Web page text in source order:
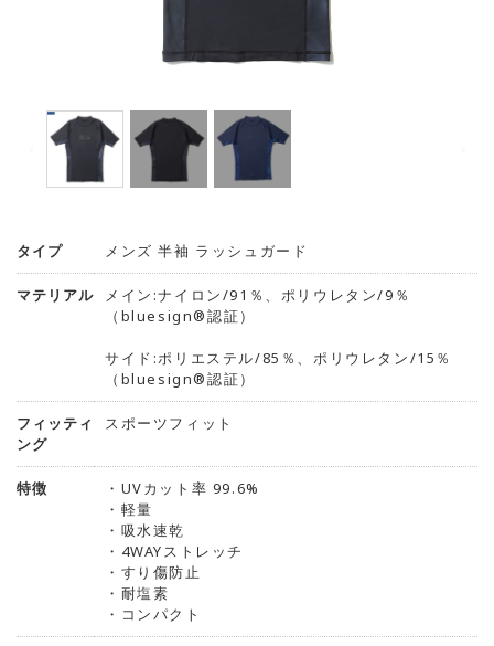
タイプ メンズ 半袖 ラッシュガード
マテリアル
メイン:ナイロン/91％、ポリウレタン/9％
（bluesign®認証）
サイド:ポリエステル/85％、ポリウレタン/15％
（bluesign®認証）
フィッティ
ング
スポーツフィット
特徴
・UVカット率 99.6%
・軽量
・吸水速乾
・4WAYストレッチ
・すり傷防止
・耐塩素
・コンパクト